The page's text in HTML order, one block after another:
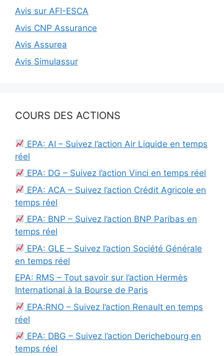
Avis sur AFI-ESCA
Avis CNP Assurance
Avis Assurea
Avis Simulassur
COURS DES ACTIONS
EPA: AI – Suivez l’action Air Liquide en temps
réel
EPA: DG – Suivez l’action Vinci en temps réel
EPA: ACA – Suivez l’action Crédit Agricole en
temps réel
EPA: BNP – Suivez l’action BNP Paribas en
temps réel
EPA: GLE – Suivez l’action Société Générale
en temps réel
EPA: RMS – Tout savoir sur l’action Hermès
International à la Bourse de Paris
EPA:RNO – Suivez l’action Renault en temps
réel
EPA: DBG – Suivez l’action Derichebourg en
temps réel